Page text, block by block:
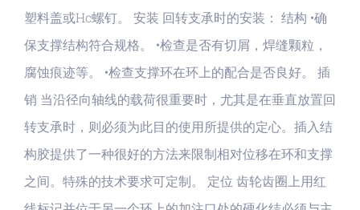
塑料盖或Hc螺钉。 安装 回转支承时的安装： 结构 •确
保支撑结构符合规格。 •检查是否有切屑，焊缝颗粒，
腐蚀痕迹等。 •检查支撑环在环上的配合是否良好。 插
销 当沿径向轴线的载荷很重要时，尤其是在垂直放置回
转支承时，则必须为此目的使用所提供的定心。插入结
构胶提供了一种很好的方法来限制相对位移在环和支撑
之间。特殊的技术要求可定制。 定位 齿轮齿圈上用红